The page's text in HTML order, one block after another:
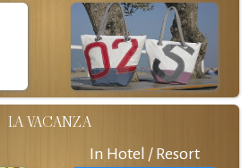
LA VACANZA
In Hotel / Resort